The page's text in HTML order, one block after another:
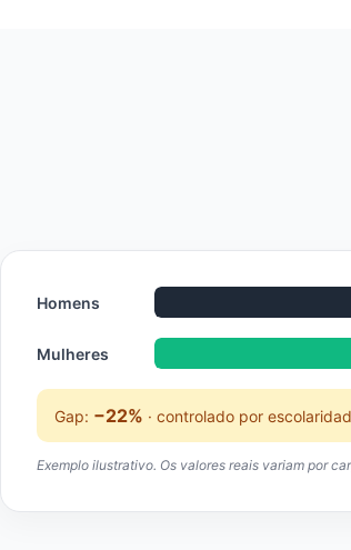
Homens
Mulheres
Gap: −22% · controlado por
Exemplo ilustrativo. Os valores reais variam por